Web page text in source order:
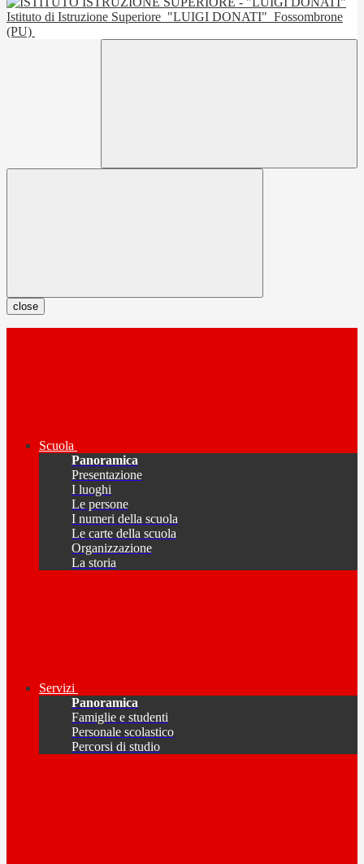
Istituto di Istruzione Superiore "LUIGI DONATI" Fossombrone
(PU)
close
Scuola
Panoramica
Presentazione
I luoghi
Le persone
I numeri della scuola
Le carte della scuola
Organizzazione
La storia
Servizi
Panoramica
Famiglie e studenti
Personale scolastico
Percorsi di studio